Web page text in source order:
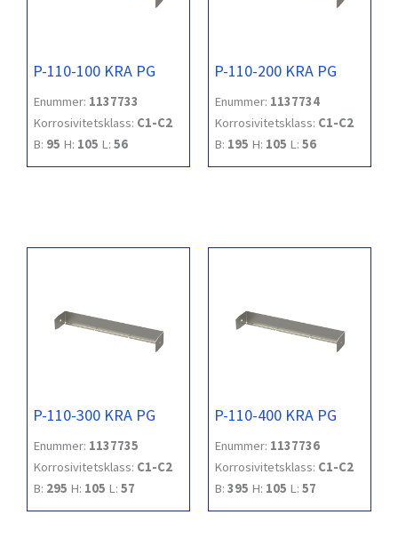
P-110-100 KRA PG
Enummer: 1137733
Korrosivitetsklass: C1-C2
B: 95 H: 105 L: 56
P-110-200 KRA PG
Enummer: 1137734
Korrosivitetsklass: C1-C2
B: 195 H: 105 L: 56
P-110-300 KRA PG
Enummer: 1137735
Korrosivitetsklass: C1-C2
B: 295 H: 105 L: 57
P-110-400 KRA PG
Enummer: 1137736
Korrosivitetsklass: C1-C2
B: 395 H: 105 L: 57